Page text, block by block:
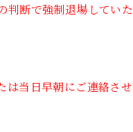
判断で強制退場してい
は当日早朝にご連絡さ